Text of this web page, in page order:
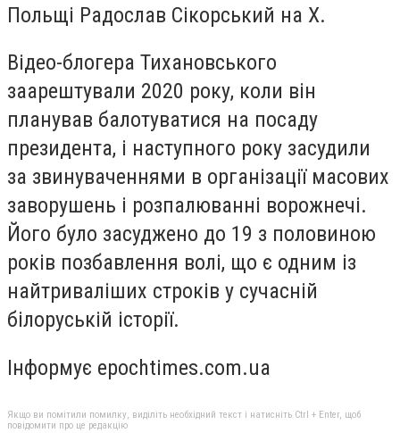
Польщі Радослав Сікорський на X.
Відео-блогера Тихановського
заарештували 2020 року, коли він
планував балотуватися на посаду
президента, і наступного року засудили
за звинуваченнями в організації масових
заворушень і розпалюванні ворожнечі.
Його було засуджено до 19 з половиною
років позбавлення волі, що є одним із
найтриваліших строків у сучасній
білоруській історії.
Інформує epochtimes.com.ua
Якщо ви помітили помилку, виділіть необхідний текст і натисніть Ctrl + Enter, щоб
повідомити про це редакцію